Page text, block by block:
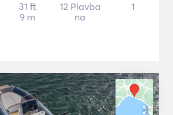
31 ft
9 m
12 Plavba
na
1